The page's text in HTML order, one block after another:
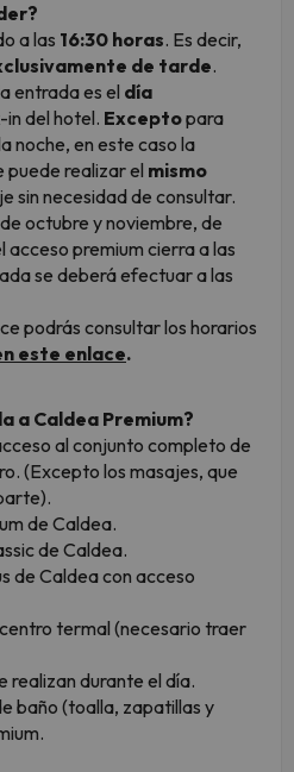
a las 16:30 horas. Es decir,
de tarde.
entrada es el día
in del hotel. Exceptopara
noche, en este caso la
puede realizar el mismo
sin necesidad de consultar.
octubre y noviembre, de
acceso premium cierra a las
se deberá efectuar a las
podrás consultar los horarios
este enlace.
a Caldea Premium?
al conjunto completo de
(Excepto los masajes, que
de Caldea.
de Caldea.
de Caldea con acceso
termal (necesario traer
realizan durante el día.
baño (toalla, zapatillas y